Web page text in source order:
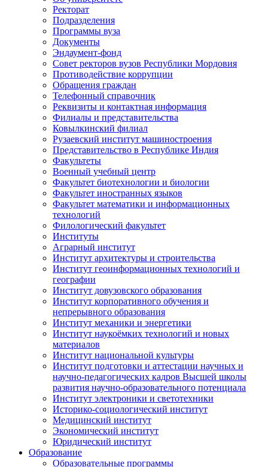
Ректорат
Подразделения
Программы вуза
Документы
Эндаумент-фонд
Совет ректоров вузов Республики Мордовия
Противодействие коррупции
Обращения граждан
Телефонный справочник
Реквизиты и контактная информация
Филиалы и представительства
Ковылкинский филиал
Рузаевский институт машиностроения
Представительство в Республике Индия
Факультеты
Военный учебный центр
Факультет биотехнологии и биологии
Факультет иностранных языков
Факультет математики и информационных
технологий
Филологический факультет
Институты
Аграрный институт
Институт архитектуры и строительства
Институт геоинформационных технологий и
географии
Институт довузовского образования
Институт корпоративного обучения и
непрерывного образования
Институт механики и энергетики
Институт наукоёмких технологий и новых
материалов
Институт национальной культуры
Институт подготовки и аттестации научных и
научно-педагогических кадров Высшей школы
развития научно-образовательного потенциала
Институт электроники и светотехники
Историко-социологический институт
Медицинский институт
Экономический институт
Юридический институт
Образование
Образовательные программы